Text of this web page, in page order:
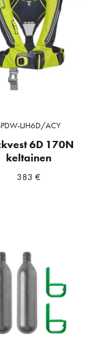
LJH6D/ACY
6D 170N
keltainen
383 €